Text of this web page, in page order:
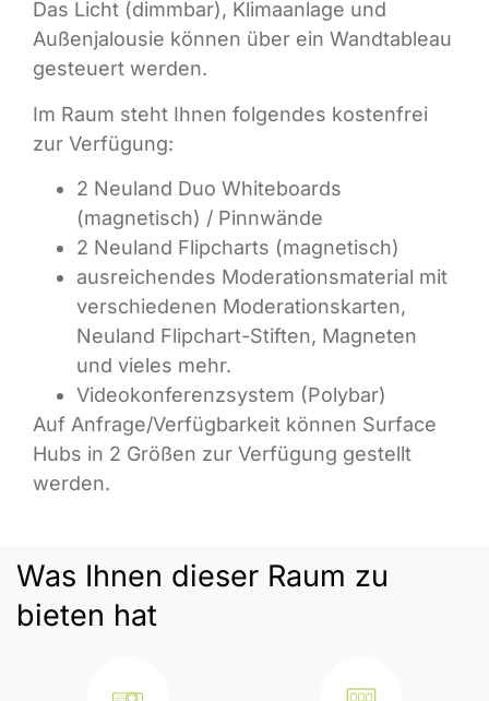
Das Licht (dimmbar), Klimaanlage und
Außenjalousie können über ein Wandtableau
gesteuert werden.
Im Raum steht Ihnen folgendes kostenfrei
zur Verfügung:
2 Neuland Duo Whiteboards
(magnetisch) / Pinnwände
2 Neuland Flipcharts (magnetisch)
ausreichendes Moderationsmaterial mit
verschiedenen Moderationskarten,
Neuland Flipchart-Stiften, Magneten
und vieles mehr.
Videokonferenzsystem (Polybar)
Auf Anfrage/Verfügbarkeit können Surface
Hubs in 2 Größen zur Verfügung gestellt
werden.
Was Ihnen dieser Raum zu
bieten hat